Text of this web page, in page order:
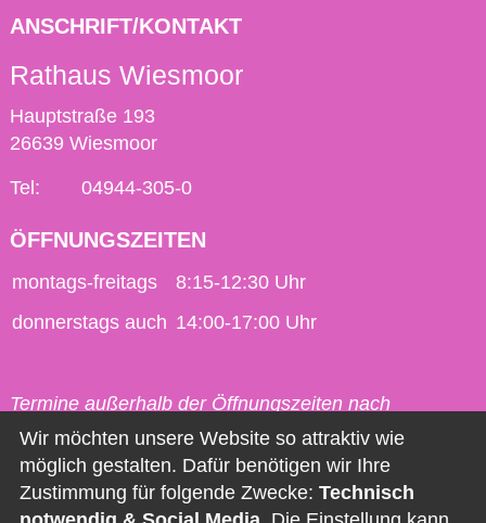
ANSCHRIFT/KONTAKT
Rathaus Wiesmoor
Hauptstraße 193
26639 Wiesmoor
Tel: 04944-305-0
ÖFFNUNGSZEITEN
montags-freitags
8:15-12:30 Uhr
donnerstags auch 14:00-17:00 Uhr
Termine außerhalb der Öffnungszeiten nach
vorheriger Vereinbarung möglich.
Kontakt
Wir möchten unsere Website so attraktiv wie
möglich gestalten. Dafür benötigen wir Ihre
Zustimmung für folgende Zwecke: Technisch